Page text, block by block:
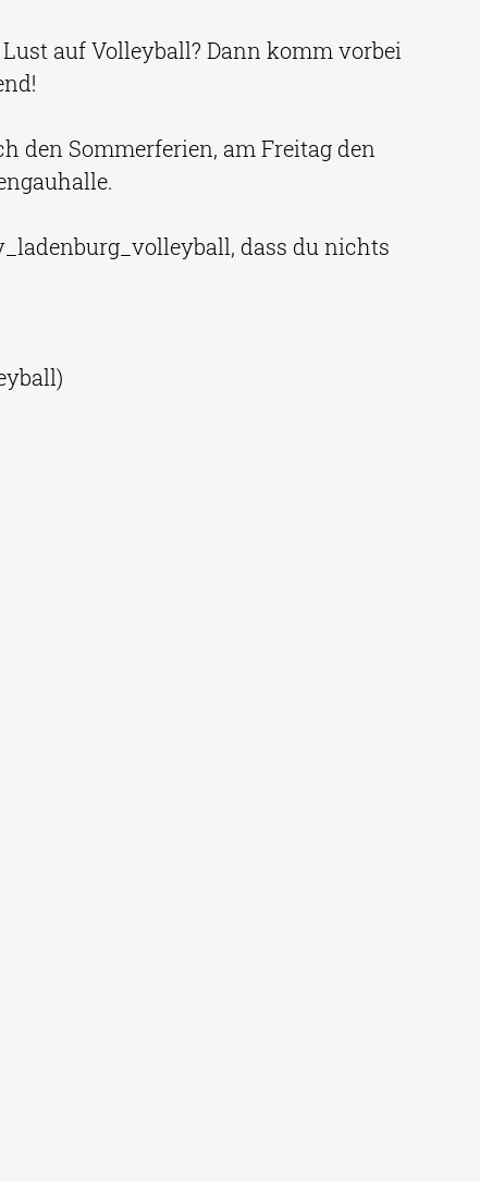
auf Volleyball? Dann komm vorbei
den Sommerferien, am Freitag den
dass du nichts